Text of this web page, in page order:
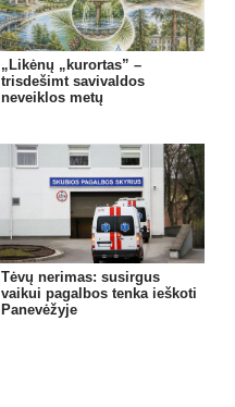
„Likėnų „kurortas” –
trisdešimt savivaldos
neveiklos metų
Tėvų nerimas: susirgus
vaikui pagalbos tenka ieškoti
Panevėžyje